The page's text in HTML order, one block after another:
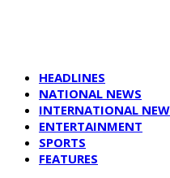
HEADLINES
NATIONAL NEWS
INTERNATIONAL
ENTERTAINMENT
SPORTS
FEATURES